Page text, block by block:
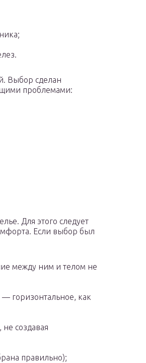
Выбор сделан
проблемами:
Для этого следует
Если выбор был
между ним и телом не
— горизонтальное, как
создавая
правильно);